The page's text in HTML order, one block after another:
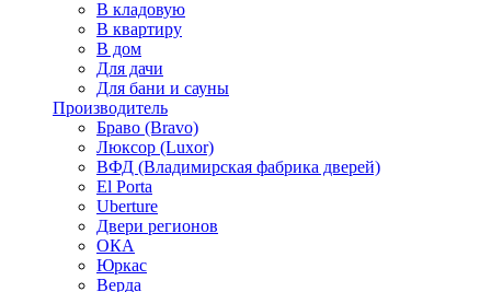
В кладовую
В квартиру
В дом
Для дачи
Для бани и сауны
Производитель
Браво (Bravo)
Люксор (Luxor)
ВФД (Владимирская фабрика дверей)
El Porta
Uberture
Двери регионов
ОКА
Юркас
Верда